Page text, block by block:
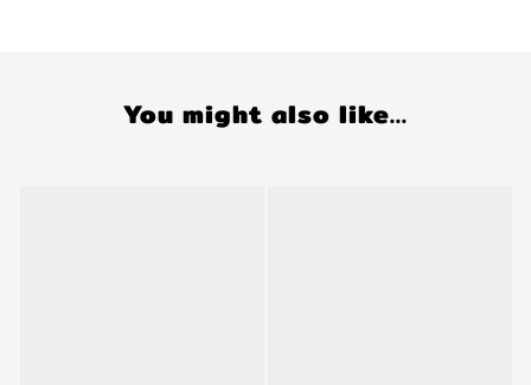
You might also like...